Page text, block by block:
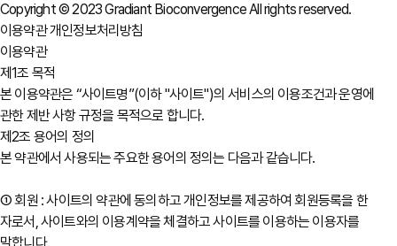
Copyright © 2023 Gradiant Bioconvergence All rights reserved.
이용약관개인정보처리방침
이용약관
제1조 목적
본 이용약관은 “사이트명”(이하 "사이트")의 서비스의 이용조건과 운영에
관한 제반 사항 규정을 목적으로 합니다.
제2조 용어의 정의
본 약관에서 사용되는 주요한 용어의 정의는 다음과 같습니다.
① 회원 : 사이트의 약관에 동의하고 개인정보를 제공하여 회원등록을 한
자로서, 사이트와의 이용계약을 체결하고 사이트를 이용하는 이용자를